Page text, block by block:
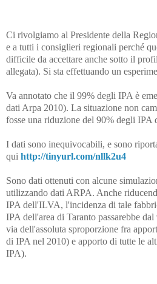
Ci rivolgiamo al Presidente della
e a tutti i consiglieri regionali perché
difficile da accettare anche sotto il
allegata). Si sta effettuando un
Va annotato che il 99% degli IPA è
dati Arpa 2010). La situazione non
fosse una riduzione del 90% degli IPA
I dati sono inequivocabili, e sono
qui http://tinyurl.com/nllk2u4
Sono dati ottenuti con alcune
utilizzando dati ARPA. Anche
IPA dell'ILVA, l'incidenza di tale
IPA dell'area di Taranto passarebbe
via dell'assoluta sproporzione fra
di IPA nel 2010) e apporto di tutte le
IPA).